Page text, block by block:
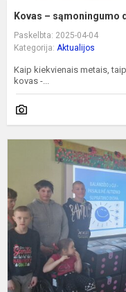
Kovas – sąmoningumo
Paskelbta: 2025-04-04
Kategorija: Aktualijos
Kaip kiekvienais metais,
kovas -...